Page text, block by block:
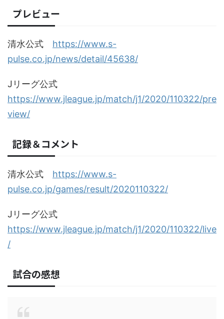
プレビュー
清水公式 https://www.s-
pulse.co.jp/news/detail/45638/
Jリーグ公式
https://www.jleague.jp/match/j1/2020/110322/pre
view/
記録＆コメント
清水公式 https://www.s-
pulse.co.jp/games/result/2020110322/
Jリーグ公式
https://www.jleague.jp/match/j1/2020/110322/live
/
試合の感想